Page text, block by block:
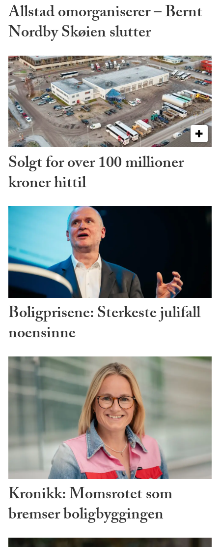
Allstad omorganiserer – Bernt
Nordby Skøien slutter
Solgt for over 100 millioner
kroner hittil
Boligprisene: Sterkeste julifall
noensinne
Kronikk: Momsrotet som
bremser boligbyggingen